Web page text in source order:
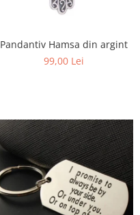
Pandantiv Hamsa din argint
99,00 Lei